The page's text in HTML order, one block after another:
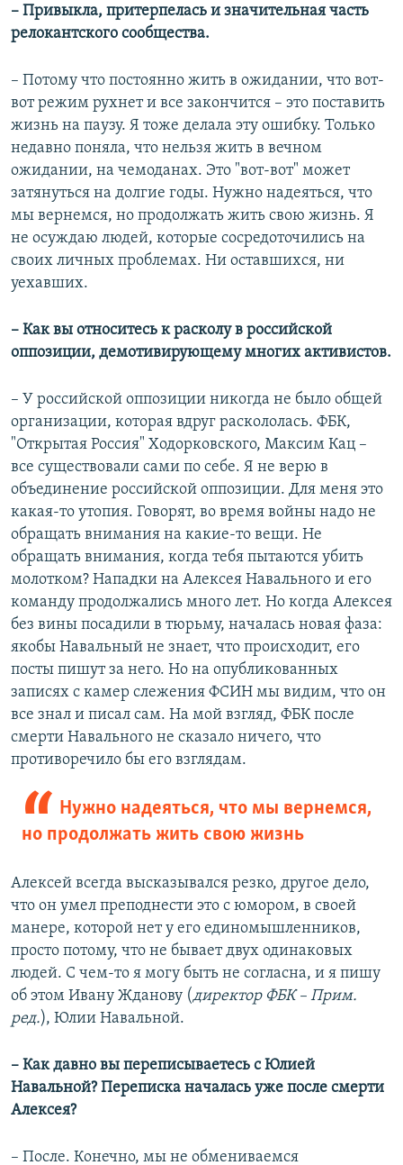
– Привыкла, притерпелась и значительная часть
релокантского сообщества.
– Потому что постоянно жить в ожидании, что вот-
вот режим рухнет и все закончится – это поставить
жизнь на паузу. Я тоже делала эту ошибку. Только
недавно поняла, что нельзя жить в вечном
ожидании, на чемоданах. Это "вот-вот" может
затянуться на долгие годы. Нужно надеяться, что
мы вернемся, но продолжать жить свою жизнь. Я
не осуждаю людей, которые сосредоточились на
своих личных проблемах. Ни оставшихся, ни
уехавших.
– Как вы относитесь к расколу в российской
оппозиции, демотивирующему многих активистов.
– У российской оппозиции никогда не было общей
организации, которая вдруг раскололась. ФБК,
"Открытая Россия" Ходорковского, Максим Кац –
все существовали сами по себе. Я не верю в
объединение российской оппозиции. Для меня это
какая-то утопия. Говорят, во время войны надо не
обращать внимания на какие-то вещи. Не
обращать внимания, когда тебя пытаются убить
молотком? Нападки на Алексея Навального и его
команду продолжались много лет. Но когда Алексея
без вины посадили в тюрьму, началась новая фаза:
якобы Навальный не знает, что происходит, его
посты пишут за него. Но на опубликованных
записях с камер слежения ФСИН мы видим, что он
все знал и писал сам. На мой взгляд, ФБК после
смерти Навального не сказало ничего, что
противоречило бы его взглядам.
Нужно надеяться, что мы вернемся,
но продолжать жить свою жизнь
Алексей всегда высказывался резко, другое дело,
что он умел преподнести это с юмором, в своей
манере, которой нет у его единомышленников,
просто потому, что не бывает двух одинаковых
людей. С чем-то я могу быть не согласна, и я пишу
об этом Ивану Жданову (директор ФБК – Прим.
ред.), Юлии Навальной.
– Как давно вы переписываетесь с Юлией
Навальной? Переписка началась уже после смерти
Алексея?
– После. Конечно, мы не обмениваемся